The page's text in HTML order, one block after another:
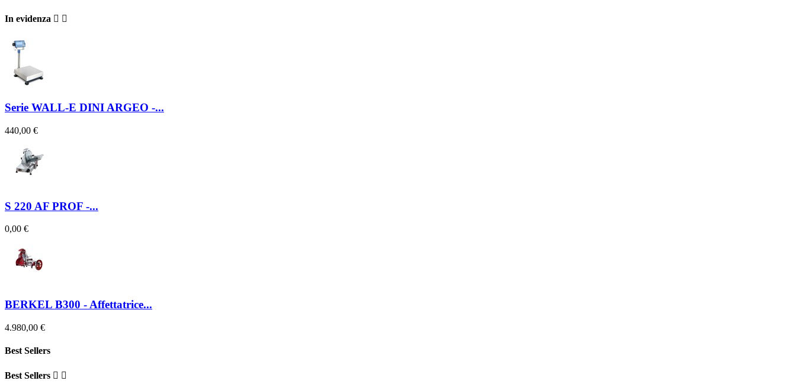
In evidenza  
Serie WALL-E DINI ARGEO -...
440,00 €
S 220 AF PROF -...
0,00 €
BERKEL B300 - Affettatrice...
4.980,00 €
Best Sellers
Best Sellers  